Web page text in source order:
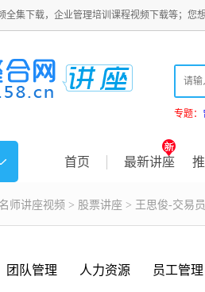
全集下载，企业管理培训课程视频下载等；您
专题：
首页 最新讲座
名师讲座视频 > 股票讲座 > 王思俊-交易
团队管理 人力资源 员工管理